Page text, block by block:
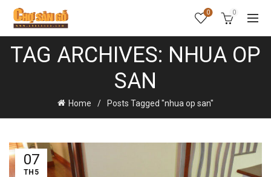
0 0
TAG ARCHIVES: NHUA OP
SAN
Home Posts Tagged "nhua op san"
07
TH5